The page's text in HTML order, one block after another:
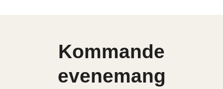
Kommande
evenemang